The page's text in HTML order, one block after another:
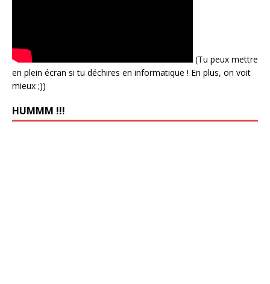
(Tu peux mettre
en plein écran si tu déchires en informatique ! En plus, on voit
mieux ;))
HUMMM !!!